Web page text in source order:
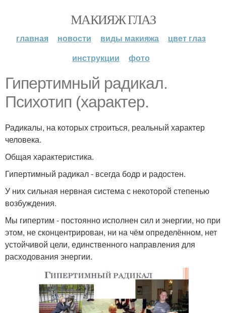
МАКИЯЖ ГЛАЗ
главная новости виды макияжа
цвет глаз
инструкции
фото
Гипертимный радикал.
Психотип (характер.
Радикалы, на которых строиться, реальный характер
человека.
Общая характеристика.
Гипертимный радикал - всегда бодр и радостен.
У них сильная нервная система с некоторой степенью
возбуждения.
Мы гипертим - постоянно исполнен сил и энергии, но при
этом, не сконцентрирован, ни на чём определённом, нет
устойчивой цели, единственного направления для
расходования энергии.